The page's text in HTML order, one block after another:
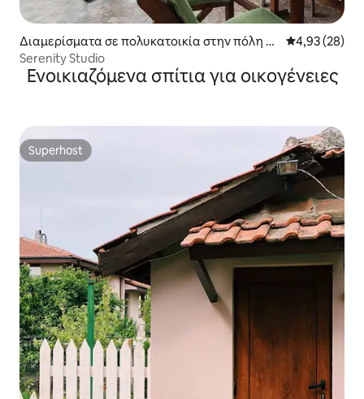
Διαμερίσματα σε πολυκατοικία στην πόλη Σ
ωζόπολη
Μέση
4,93 (28)
Serenity Studio
Ενοικιαζόμενα σπίτια για οικογένειες
Superhost
Superhost